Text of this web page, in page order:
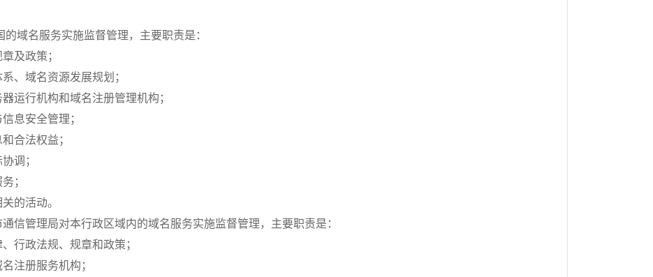
域名服务实施监督管理，主要职责是：
及政策；
、域名资源发展规划；
运行机构和域名注册管理机构；
息安全管理；
合法权益；
调；
；
的活动。
信管理局对本行政区域内的域名服务实施监督管理，主要职责是：
行政法规、规章和政策；
注册服务机构；